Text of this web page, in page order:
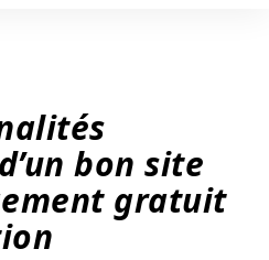
bon site
gratuit